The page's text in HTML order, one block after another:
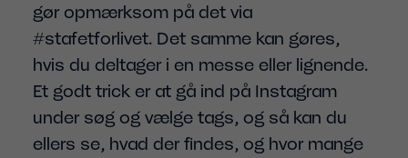
gør opmærksom på det via
#stafetforlivet. Det samme kan gøres,
hvis du deltager i en messe eller lignende.
Et godt trick er at gå ind på Instagram
under søg og vælge tags, og så kan du
ellers se, hvad der findes, og hvor mange